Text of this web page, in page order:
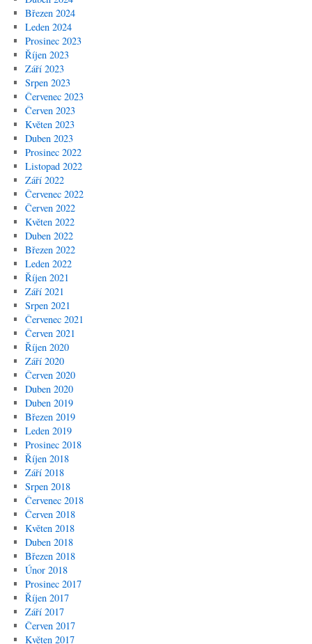
Březen 2024
Leden 2024
Prosinec 2023
Říjen 2023
Září 2023
Srpen 2023
Červenec 2023
Červen 2023
Květen 2023
Duben 2023
Prosinec 2022
Listopad 2022
Září 2022
Červenec 2022
Červen 2022
Květen 2022
Duben 2022
Březen 2022
Leden 2022
Říjen 2021
Září 2021
Srpen 2021
Červenec 2021
Červen 2021
Říjen 2020
Září 2020
Červen 2020
Duben 2020
Duben 2019
Březen 2019
Leden 2019
Prosinec 2018
Říjen 2018
Září 2018
Srpen 2018
Červenec 2018
Červen 2018
Květen 2018
Duben 2018
Březen 2018
Únor 2018
Prosinec 2017
Říjen 2017
Září 2017
Červen 2017
Květen 2017